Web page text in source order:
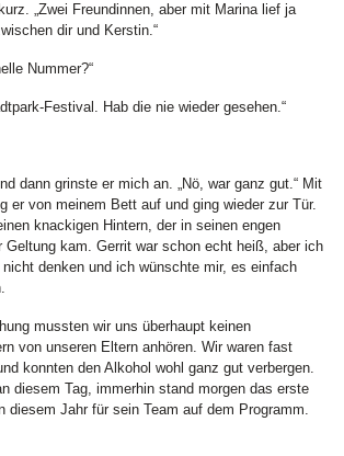
„Zwei Freundinnen, aber mit Marina lief ja
dir und Kerstin.“
Nummer?“
Festival. Hab die nie wieder gesehen.“
dann grinste er mich an. „Nö, war ganz gut.“ Mit
er von meinem Bett auf und ging wieder zur Tür.
knackigen Hintern, der in seinen engen
Geltung kam. Gerrit war schon echt heiß, aber ich
denken und ich wünschte mir, es einfach
mussten wir uns überhaupt keinen
von unseren Eltern anhören. Wir waren fast
konnten den Alkohol wohl ganz gut verbergen.
diesem Tag, immerhin stand morgen das erste
diesem Jahr für sein Team auf dem Programm.